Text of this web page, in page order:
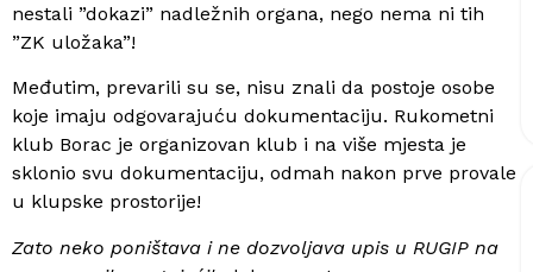
nestali ”dokazi” nadležnih organa, nego nema ni tih
”ZK uložaka”!
Međutim, prevarili su se, nisu znali da postoje osobe
koje imaju odgovarajuću dokumentaciju. Rukometni
klub Borac je organizovan klub i na više mjesta je
sklonio svu dokumentaciju, odmah nakon prve provale
u klupske prostorije!
Zato neko poništava i ne dozvoljava upis u RUGIP na